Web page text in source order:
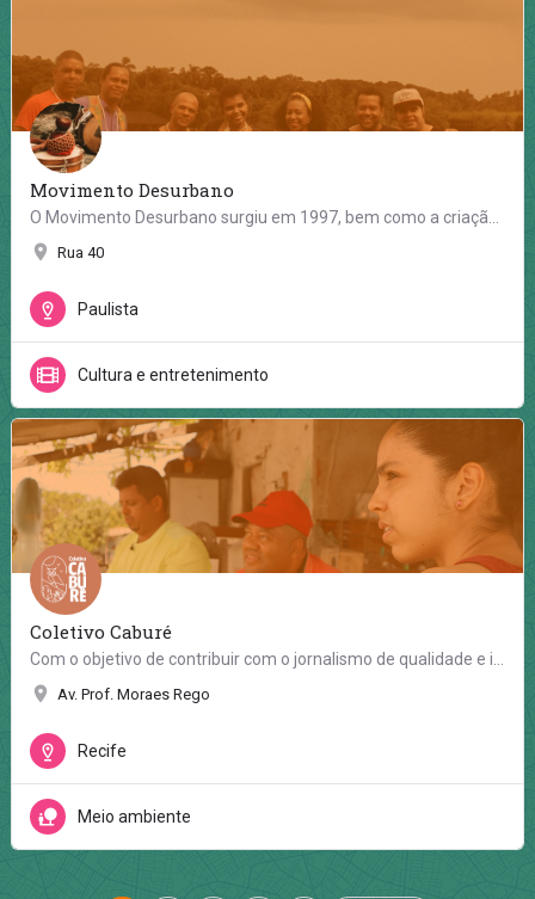
Movimento Desurbano
Rua 40
Paulista
Cultura e entretenimento
Coletivo Caburé
Av. Prof. Moraes Rego
Recife
Meio ambiente